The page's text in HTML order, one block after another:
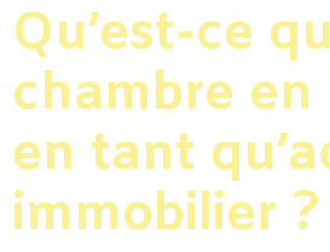
Qu’est-ce
chambre en
en tant
immobilier ?